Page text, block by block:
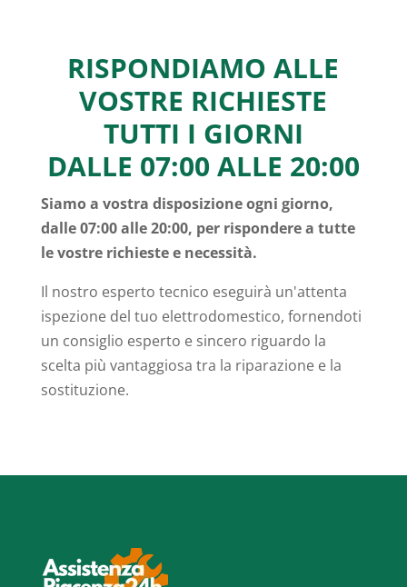
RISPONDIAMO ALLE
VOSTRE RICHIESTE
TUTTI I GIORNI
DALLE 07:00 ALLE 20:00
Siamo a vostra disposizione ogni giorno,
dalle 07:00 alle 20:00, per rispondere a tutte
le vostre richieste e necessità.
Il nostro esperto tecnico eseguirà un'attenta
ispezione del tuo elettrodomestico, fornendoti
un consiglio esperto e sincero riguardo la
scelta più vantaggiosa tra la riparazione e la
sostituzione.